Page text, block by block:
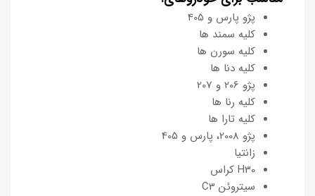
پژو پارس و 405
کلیه سمند ها
کلیه سورن ها
کلیه دنا ها
پژو 206 و 207
کلیه رنا ها
کلیه تارا ها
پژو 2008، پارس و 405
زانتیا
H30 کراس
سیتروئن C3